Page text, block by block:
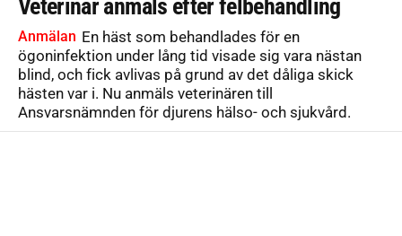
Veterinär anmäls efter felbehandling
Anmälan En häst som behandlades för en
ögoninfektion under lång tid visade sig vara nästan
blind, och fick avlivas på grund av det dåliga skick
hästen var i. Nu anmäls veterinären till
Ansvarsnämnden för djurens hälso- och sjukvård.